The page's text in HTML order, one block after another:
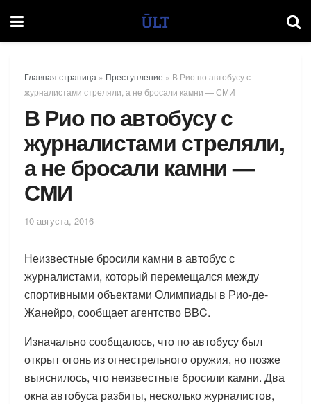
Главная страница » Преступление » В Рио по автобусу с
журналистами стреляли, а не бросали камни — СМИ
В Рио по автобусу с
журналистами стреляли,
а не бросали камни —
СМИ
10 августа, 2016
Неизвестные бросили камни в автобус с
журналистами, который перемещался между
спортивными объектами Олимпиады в Рио-де-
Жанейро, сообщает агентство BBC.
Изначально сообщалось, что по автобусу был
открыт огонь из огнестрельного оружия, но позже
выяснилось, что неизвестные бросили камни. Два
окна автобуса разбиты, несколько журналистов,